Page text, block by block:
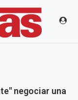
negociar una